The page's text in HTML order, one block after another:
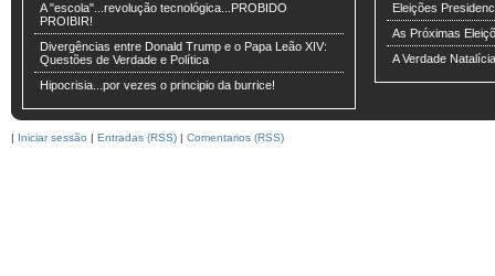
A "escola"...revolução tecnológica...PROBIDO
PROIBIR!
Divergências entre Donald Trump e o Papa Leão XIV:
Questões de Verdade e Política
Hipocrisia...por vezes o principio da burrice!
Eleições
As Próximas
A Verdade
| Iniciar sessão | Entradas (RSS) | Comentarios (RSS)